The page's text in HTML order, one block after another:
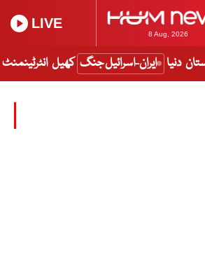
8 Aug, 2026
LIVE
دنیا ایران-اسرائیل جنگ کھیل انٹرٹینمنٹ